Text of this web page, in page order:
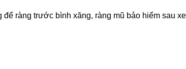
ràng trước bình xăng, ràng mũ bảo hiểm sau